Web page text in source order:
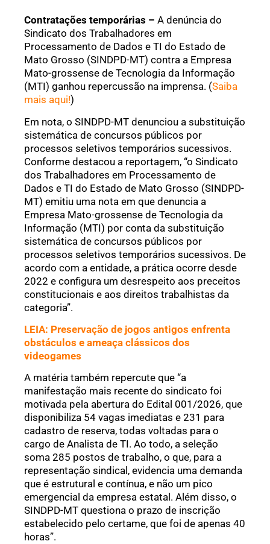
Contratações temporárias – A denúncia do
Sindicato dos Trabalhadores em
Processamento de Dados e TI do Estado de
Mato Grosso (SINDPD-MT) contra a Empresa
Mato-grossense de Tecnologia da Informação
(MTI) ganhou repercussão na imprensa. (Saiba
mais aqui!)
Em nota, o SINDPD-MT denunciou a substituição
sistemática de concursos públicos por
processos seletivos temporários sucessivos.
Conforme destacou a reportagem, “o Sindicato
dos Trabalhadores em Processamento de
Dados e TI do Estado de Mato Grosso (SINDPD-
MT) emitiu uma nota em que denuncia a
Empresa Mato-grossense de Tecnologia da
Informação (MTI) por conta da substituição
sistemática de concursos públicos por
processos seletivos temporários sucessivos. De
acordo com a entidade, a prática ocorre desde
2022 e configura um desrespeito aos preceitos
constitucionais e aos direitos trabalhistas da
categoria”.
LEIA: Preservação de jogos antigos enfrenta
obstáculos e ameaça clássicos dos
videogames
A matéria também repercute que “a
manifestação mais recente do sindicato foi
motivada pela abertura do Edital 001/2026, que
disponibiliza 54 vagas imediatas e 231 para
cadastro de reserva, todas voltadas para o
cargo de Analista de TI. Ao todo, a seleção
soma 285 postos de trabalho, o que, para a
representação sindical, evidencia uma demanda
que é estrutural e contínua, e não um pico
emergencial da empresa estatal. Além disso, o
SINDPD-MT questiona o prazo de inscrição
estabelecido pelo certame, que foi de apenas 40
horas”.